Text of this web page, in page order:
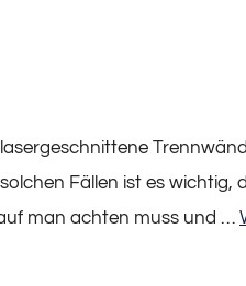
Fällen ist es
man achten muss und …